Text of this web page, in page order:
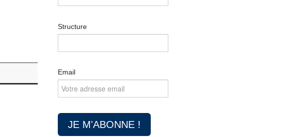
Structure
Email